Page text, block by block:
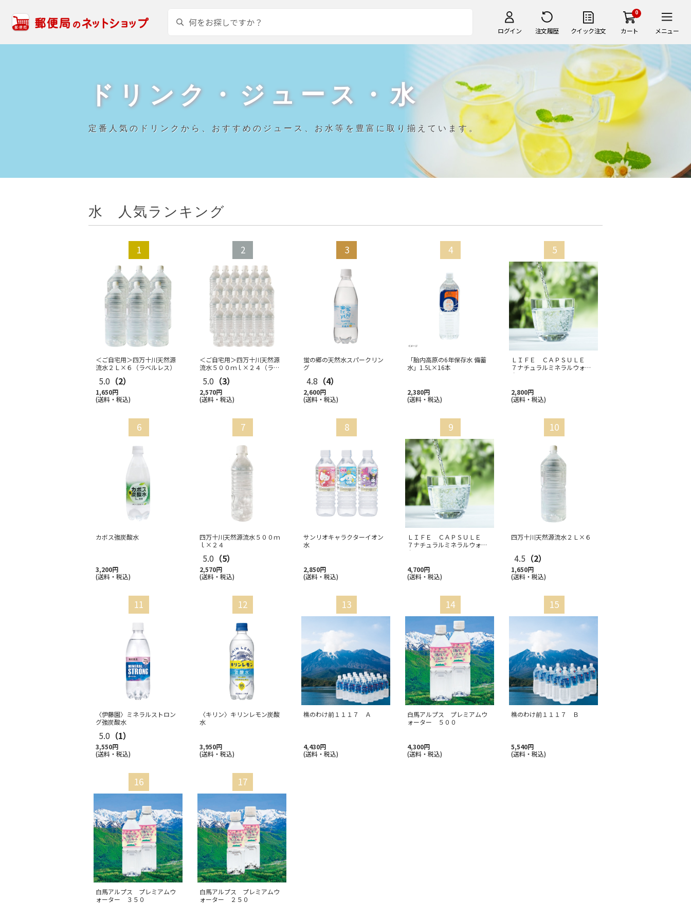
ログイン 注文履歴 クイック注文
0
カート メニュー
ドリンク・ジュース・水
定番人気のドリンクから、おすすめのジュース、お水等を豊富に取り揃えています。
水 人気ランキング
＜ご自宅用＞四万十川天然源
流水２Ｌ×６（ラベルレス）
5.0 （2）
1,650円
(送料・税込)
＜ご自宅用＞四万十川天然源
流水５００ｍｌ×２４（ラベ
5.0 （3）
2,570円
(送料・税込)
蛍の郷の天然水スパークリン
グ
4.8 （4）
2,600円
(送料・税込)
「胎内高原の6年保存水 備蓄
水」1.5L×16本
2,380円
(送料・税込)
ＬＩＦＥ ＣＡＰＳＵＬＥ
７ナチュラルミネラルウォー
ター
2,800円
(送料・税込)
カボス強炭酸水
3,200円
(送料・税込)
四万十川天然源流水５００ｍ
ｌ×２４
5.0 （5）
2,570円
(送料・税込)
サンリオキャラクターイオン
水
2,850円
(送料・税込)
ＬＩＦＥ ＣＡＰＳＵＬＥ
７ナチュラルミネラルウォー
ター
4,700円
(送料・税込)
四万十川天然源流水２Ｌ×６
4.5 （2）
1,650円
(送料・税込)
〈伊藤園〉ミネラルストロン
グ強炭酸水
5.0 （1）
3,550円
(送料・税込)
〈キリン〉キリンレモン炭酸
水
3,950円
(送料・税込)
樵のわけ前１１１７ Ａ
4,430円
(送料・税込)
白馬アルプス プレミアムウ
ォーター ５００
4,300円
(送料・税込)
樵のわけ前１１１７ Ｂ
5,540円
(送料・税込)
白馬アルプス プレミアムウ
ォーター ３５０
白馬アルプス プレミアムウ
ォーター ２５０